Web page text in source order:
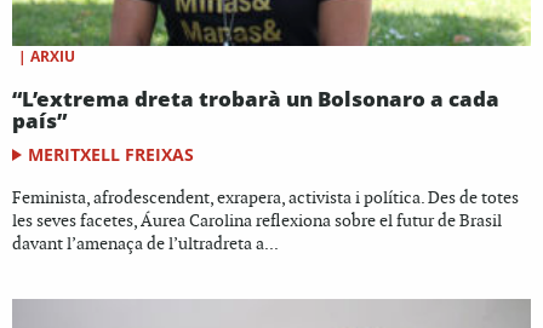
| ARXIU
“L’extrema dreta trobarà un Bolsonaro a cada
país”
MERITXELL FREIXAS
Feminista, afrodescendent, exrapera, activista i política. Des de totes
les seves facetes, Áurea Carolina reflexiona sobre el futur de Brasil
davant l’amenaça de l’ultradreta a...